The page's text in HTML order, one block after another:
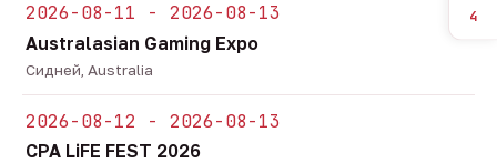
2026-08-11 - 2026-08-13
Australasian Gaming Expo
Сидней, Australia
2026-08-12 - 2026-08-13
CPA LiFE FEST 2026
4